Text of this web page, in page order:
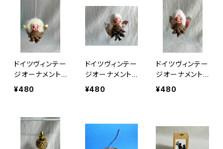
ドイツヴィンテー
ジオーナメント
松ぼっくりの天
¥480
ドイツヴィンテー
ジオーナメント
松ぼっくりの天
¥480
ドイツヴィンテー
ジオーナメント
松ぼっくりの天
¥480